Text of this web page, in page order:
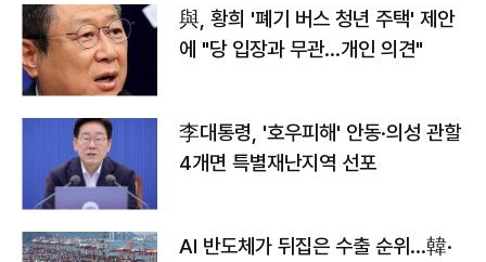
與, 황희 '폐기 버스 청년 주택' 제안
에 "당 입장과 무관…개인 의견"
李대통령, '호우피해' 안동·의성 관할
4개면 특별재난지역 선포
AI 반도체가 뒤집은 수출 순위…韓·